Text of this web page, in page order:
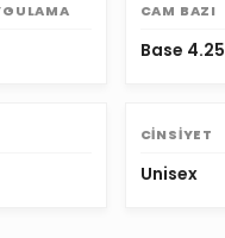
CAM BAZI
Base 4.25
CINSIYET
Unisex